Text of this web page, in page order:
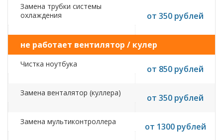
Замена трубки системы
охлаждения
от 350 рублей
не работает вентилятор / кулер
Чистка ноутбука от 850 рублей
Замена венталятор (куллера) от 350 рублей
Замена мультиконтроллера от 1300 рублей